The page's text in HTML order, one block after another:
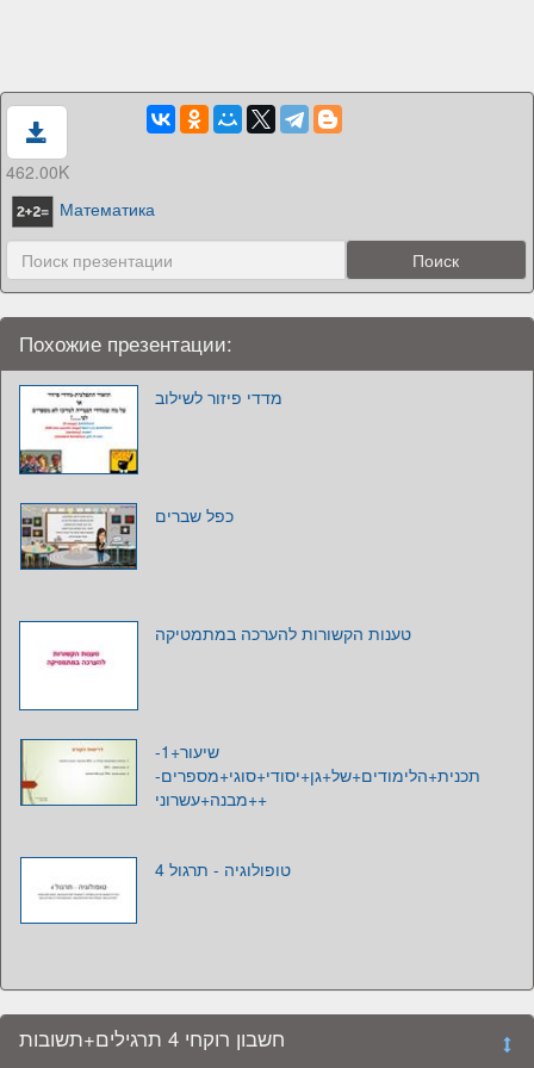
462.00K
Математика
Похожие презентации:
מדדי פיזור לשילוב
שיעור+1-
תכנית+הלימודים+של+גן+יסודי+סוגי+מספרים-
++מבנה+עשרוני
טופולוגיה - תרגול 4
חשבון רוקחי 4 תרגילים+תשובות